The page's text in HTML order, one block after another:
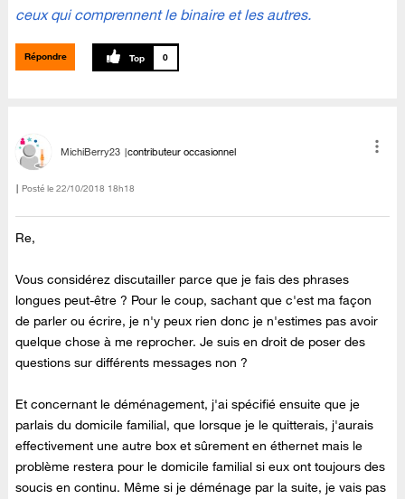
ceux qui comprennent le binaire et les autres.
Répondre 0
MichiBerry23 contributeur occasionnel
Posté le ‎22/10/2018 18h18
Re,
Vous considérez discutailler parce que je fais des phrases
longues peut-être ? Pour le coup, sachant que c'est ma façon
de parler ou écrire, je n'y peux rien donc je n'estimes pas avoir
quelque chose à me reprocher. Je suis en droit de poser des
questions sur différents messages non ?
Et concernant le déménagement, j'ai spécifié ensuite que je
parlais du domicile familial, que lorsque je le quitterais, j'aurais
effectivement une autre box et sûrement en éthernet mais le
problème restera pour le domicile familial si eux ont toujours des
soucis en continu. Même si je déménage par la suite, je vais pas